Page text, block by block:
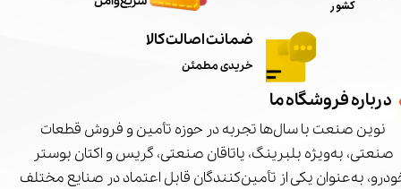
کشور
ضمانت اصالت کالا
خریدی مطمئن
درباره فروشگاه ما
نوین صنعت با سال‌ها تجربه در حوزه تأمین و فروش قطعات
صنعتی، به‌ویژه بلبرینگ، یاتاقان صنعتی، گریس و اکتان بوستر
به‌عنوان یکی از تأمین‌کنندگان قابل اعتماد در صنایع مختلف